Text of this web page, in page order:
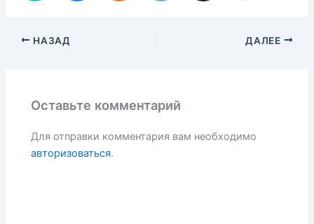
НАЗАД ДАЛЕЕ
Оставьте комментарий
Для отправки комментария вам необходимо
авторизоваться.